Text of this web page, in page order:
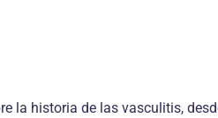
la historia de las vasculitis,